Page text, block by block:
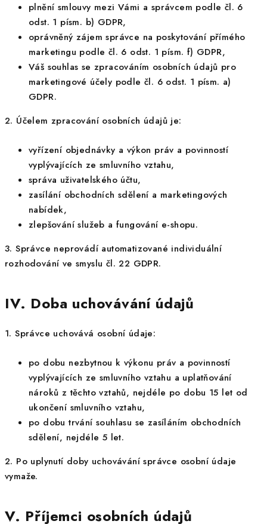
plnění smlouvy mezi Vámi a správcem podle čl. 6
odst. 1 písm. b) GDPR,
oprávněný zájem správce na poskytování přímého
marketingu podle čl. 6 odst. 1 písm. f) GDPR,
Váš souhlas se zpracováním osobních údajů pro
marketingové účely podle čl. 6 odst. 1 písm. a)
GDPR.
2. Účelem zpracování osobních údajů je:
vyřízení objednávky a výkon práv a povinností
vyplývajících ze smluvního vztahu,
správa uživatelského účtu,
zasílání obchodních sdělení a marketingových
nabídek,
zlepšování služeb a fungování e-shopu.
3. Správce neprovádí automatizované individuální
rozhodování ve smyslu čl. 22 GDPR.
IV. Doba uchovávání údajů
1. Správce uchovává osobní údaje:
po dobu nezbytnou k výkonu práv a povinností
vyplývajících ze smluvního vztahu a uplatňování
nároků z těchto vztahů, nejdéle po dobu 15 let od
ukončení smluvního vztahu,
po dobu trvání souhlasu se zasíláním obchodních
sdělení, nejdéle 5 let.
2. Po uplynutí doby uchovávání správce osobní údaje
vymaže.
V. Příjemci osobních údajů